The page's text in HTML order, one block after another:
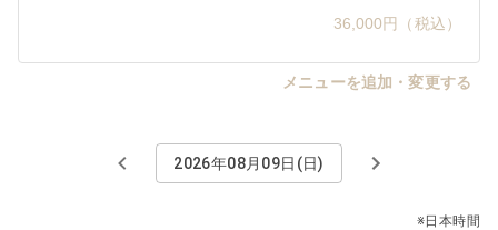
36,000円（税込）
メニューを追加・変更する
2026年08月09日(日)
※日本時間